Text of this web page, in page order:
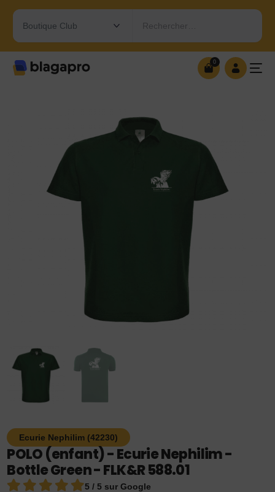
Rechercher…
0
Ecurie Nephilim (42230)
POLO (enfant) - Ecurie Nephilim -
Bottle Green - FLK&R 588.01
5 / 5 sur Google